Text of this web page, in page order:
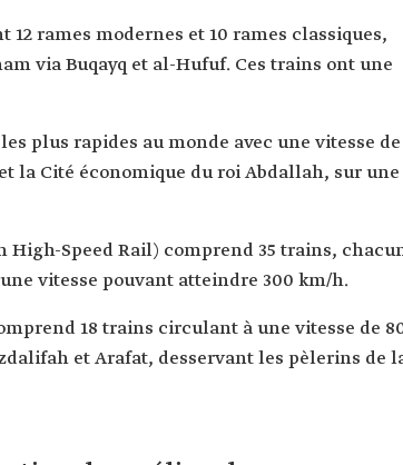
rames modernes et 10 rames classiques,
via Buqayq et al-Hufuf. Ces trains ont une
plus rapides au monde avec une vitesse de
la Cité économique du roi Abdallah, sur une
Speed ​​Rail) comprend 35 trains,
vitesse pouvant atteindre 300 km/h.
18 trains circulant à une vitesse de
et Arafat, desservant les pèlerins de